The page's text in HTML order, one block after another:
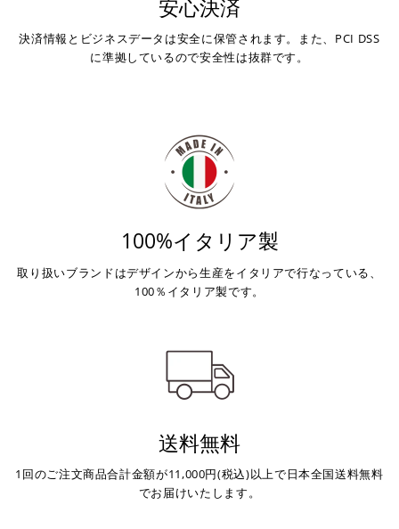
安心決済
決済情報とビジネスデータは安全に保管されます。また、PCI DSS
に準拠しているので安全性は抜群です。
100%イタリア製
取り扱いブランドはデザインから生産をイタリアで行なっている、
100％イタリア製です。
送料無料
1回のご注文商品合計金額が11,000円(税込)以上で日本全国送料無料
でお届けいたします。